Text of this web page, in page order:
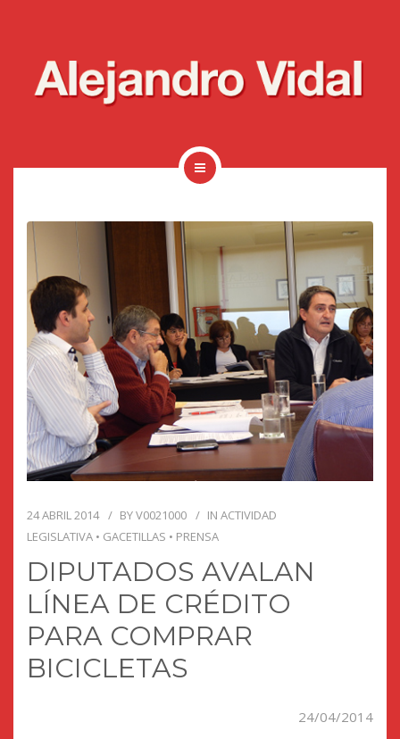
24 ABRIL 2014 BYV0021000 IN ACTIVIDAD
LEGISLATIVA • GACETILLAS • PRENSA
DIPUTADOS AVALAN
LÍNEA DE CRÉDITO
PARA COMPRAR
BICICLETAS
24/04/2014